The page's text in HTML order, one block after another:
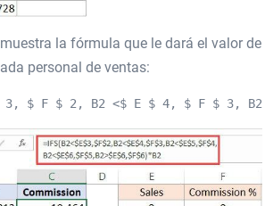
la fórmula que le dará el valor de
personal de ventas:
3, $ F $ 2, B2 <$ E $ 4, $ F $ 3,